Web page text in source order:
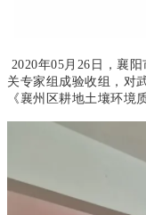
2020年05月26日，襄
关专家组成验收组，对
《襄州区耕地土壤环境